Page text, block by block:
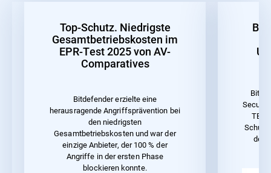
Top-Schutz. Niedrigste
Gesamtbetriebskosten im
EPR-Test 2025 von AV-
Comparatives
Bitdefender erzielte eine
herausragende Angriffsprävention bei
den niedrigsten
Gesamtbetriebskosten und war der
einzige Anbieter, der 100 % der
Angriffe in der ersten Phase
blockieren konnte.
Schutz
der